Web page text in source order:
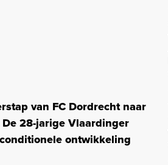
van FC Dordrecht naar
28-jarige Vlaardinger
ontwikkeling